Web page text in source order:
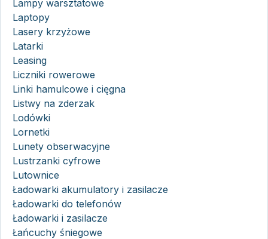
Lampy warsztatowe
Laptopy
Lasery krzyżowe
Latarki
Leasing
Liczniki rowerowe
Linki hamulcowe i cięgna
Listwy na zderzak
Lodówki
Lornetki
Lunety obserwacyjne
Lustrzanki cyfrowe
Lutownice
Ładowarki akumulatory i zasilacze
Ładowarki do telefonów
Ładowarki i zasilacze
Łańcuchy śniegowe